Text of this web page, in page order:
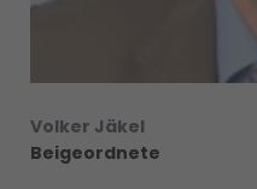
Volker Jäkel
Beigeordnete